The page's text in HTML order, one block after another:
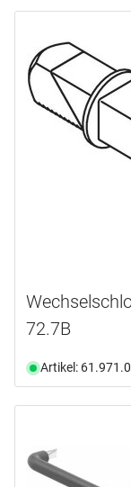
72.7B
Artikel: